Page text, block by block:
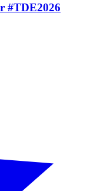
#TDE2026